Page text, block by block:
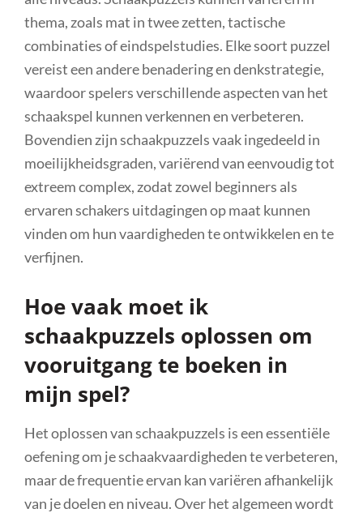
thema, zoals mat in twee zetten, tactische
combinaties of eindspelstudies. Elke soort puzzel
vereist een andere benadering en denkstrategie,
waardoor spelers verschillende aspecten van het
schaakspel kunnen verkennen en verbeteren.
Bovendien zijn schaakpuzzels vaak ingedeeld in
moeilijkheidsgraden, variërend van eenvoudig tot
extreem complex, zodat zowel beginners als
ervaren schakers uitdagingen op maat kunnen
vinden om hun vaardigheden te ontwikkelen en te
verfijnen.
Hoe vaak moet ik
schaakpuzzels oplossen om
vooruitgang te boeken in
mijn spel?
Het oplossen van schaakpuzzels is een essentiële
oefening om je schaakvaardigheden te verbeteren,
maar de frequentie ervan kan variëren afhankelijk
van je doelen en niveau. Over het algemeen wordt